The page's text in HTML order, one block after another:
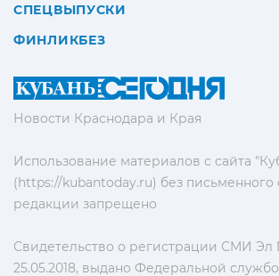
Новости Краснодара и Края
Использование материалов с сайта
(https://kubantoday.ru) без письменного
редакции запрещено
Свидетельство о регистрации СМИ Эл
25.05.2018, выдано Федеральной
СПЕЦВЫПУСКИ
ФИНЛИКБЕЗ